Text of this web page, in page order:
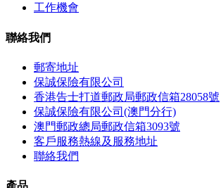
工作機會
聯絡我們
郵寄地址
保誠保險有限公司
香港告士打道郵政局郵政信箱28058號
保誠保險有限公司(澳門分行)
澳門郵政總局郵政信箱3093號
客戶服務熱線及服務地址
聯絡我們